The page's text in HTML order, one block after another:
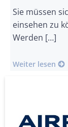
Sie müssen
einsehen zu
Werden […]
Weiter lesen